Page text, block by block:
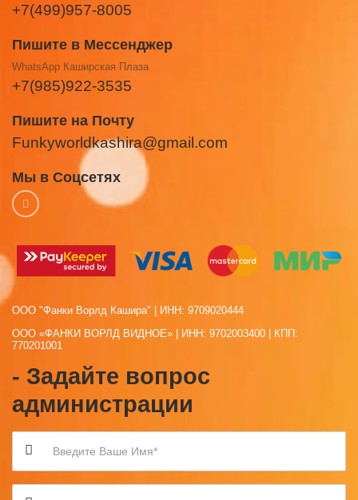
+7(499)957-8005
Пишите в Мессенджер
WhatsApp Каширская Плаза
+7(985)922-3535
Пишите на Почту
Funkyworldkashira@gmail.com
Мы в Соцсетях
ООО "Фанки Ворлд Кашира" | ИНН: 9709020444
ООО «ФАНКИ ВОРЛД ВИДНОЕ» | ИНН: 9702003400 | КПП:
770201001
- Задайте вопрос
администрации